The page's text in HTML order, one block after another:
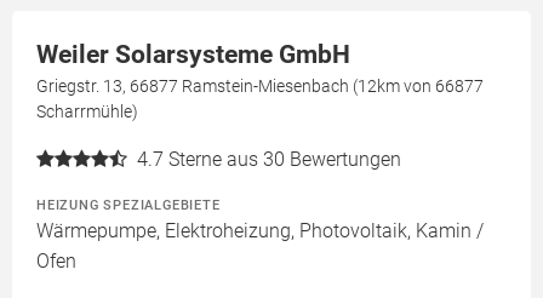
Weiler Solarsysteme GmbH
Griegstr. 13, 66877 Ramstein-Miesenbach (12km von 66877
Scharrmühle)
4.7 Sterne aus 30 Bewertungen
HEIZUNG SPEZIALGEBIETE
Wärmepumpe, Elektroheizung, Photovoltaik, Kamin /
Ofen